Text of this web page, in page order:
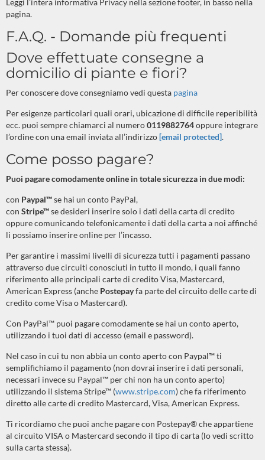
pagina.
F.A.Q. - Domande più frequenti
Dove effettuate consegne a
domicilio di piante e fiori?
Per conoscere dove consegniamo vedi questa pagina
Per esigenze particolari quali orari, ubicazione di difficile reperibilità
ecc. puoi sempre chiamarci al numero0119882764oppure integrare
l’ordine con una email inviata all’indirizzo[email protected].
Come posso pagare?
Puoi pagare comodamente online in totale sicurezza in due modi:
con Paypal™se hai un conto PayPal,
con Stripe™se desideri inserire solo i dati della carta di credito
oppure comunicando telefonicamente i dati della carta a noi affinché
li possiamo inserire online per l’incasso.
Per garantire i massimi livelli di sicurezza tutti i pagamenti passano
attraverso due circuiti conosciuti in tutto il mondo, i quali fanno
riferimento alle principali carte di credito Visa, Mastercard,
American Express (anche Postepayfa parte del circuito delle carte di
credito come Visa o Mastercard).
Con PayPal™ puoi pagare comodamente se hai un conto aperto,
utilizzando i tuoi dati di accesso (email e password).
Nel caso in cui tu non abbia un conto aperto con Paypal™ ti
semplifichiamo il pagamento (non dovrai inserire i dati personali,
necessari invece su Paypal™ per chi non ha un conto aperto)
utilizzando il sistema Stripe™ (www.stripe.com) che fa riferimento
diretto alle carte di credito Mastercard, Visa, American Express.
Ti ricordiamo che puoi anche pagare con Postepay® che appartiene
al circuito VISA o Mastercard secondo il tipo di carta (lo vedi scritto
sulla carta stessa).